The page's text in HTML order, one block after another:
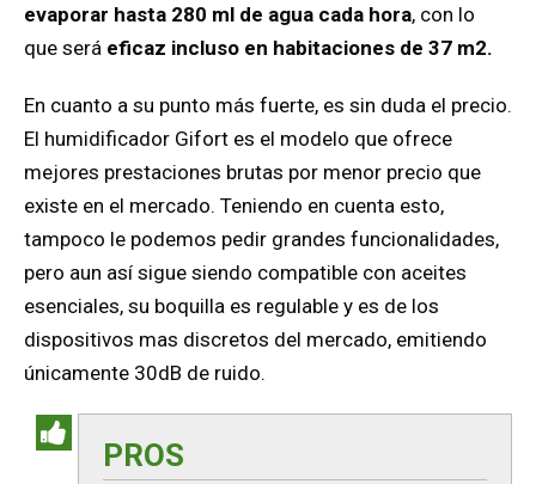
evaporar hasta 280 ml de agua cada hora, con lo
que será eficaz incluso en habitaciones de 37 m2.
En cuanto a su punto más fuerte, es sin duda el precio.
El humidificador Gifort es el modelo que ofrece
mejores prestaciones brutas por menor precio que
existe en el mercado. Teniendo en cuenta esto,
tampoco le podemos pedir grandes funcionalidades,
pero aun así sigue siendo compatible con aceites
esenciales, su boquilla es regulable y es de los
dispositivos mas discretos del mercado, emitiendo
únicamente 30dB de ruido.
PROS